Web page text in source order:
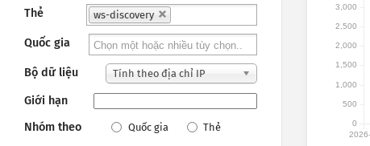
Thẻ ws-discovery
Quốc gia
Bộ dữ liệu Tính theo địa chỉ IP
Giới hạn
Nhóm theo
Quốc gia Thẻ 0
500
1,000
1,500
2,000
2,500
3,000